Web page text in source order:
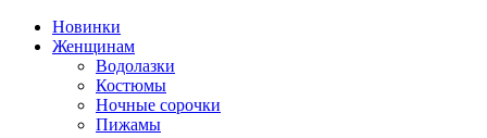
Новинки
Женщинам
Водолазки
Костюмы
Ночные сорочки
Пижамы